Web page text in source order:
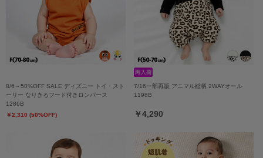
8/6～50%OFF SALE ディズニー トイ・スト
ーリー なりきるフード付きロンパース
1286B
￥2,310 (50%OFF)
7/16一部再販 アニマル総柄 2WAYオール
1198B
￥4,290